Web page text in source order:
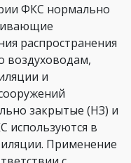
ФКС нормально
распространения
воздуховодам,
и
закрытые (НЗ) и
используются в
Применение